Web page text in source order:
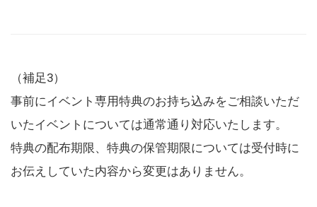
（補足3）
事前にイベント専用特典のお持ち込みをご相談いただ
いたイベントについては通常通り対応いたします。
特典の配布期限、特典の保管期限については受付時に
お伝えしていた内容から変更はありません。